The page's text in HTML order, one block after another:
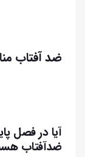
ضد آفتاب
آیا در فصل
ضدآفتاب